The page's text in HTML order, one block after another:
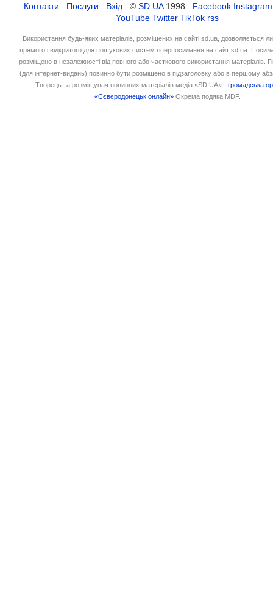
Контакти : Послуги : Вхід : ©SD.UA1998 : Facebook Instagram
YouTube Twitter TikTok rss
Використання будь-яких матеріалів, розміщених на сайті sd.ua, дозволяється
прямого і відкритого для пошукових систем гіперпосилання на сайт sd.ua.
розміщено в незалежності від повного або часткового використання матеріалів.
(для інтернет-видань) повинно бути розміщено в підзаголовку або в першому
Творець та розміщувач новинних матеріалів медіа «SD.UA» -громадська
«Сєвєродонецьк онлайн» Окрема подяка MDF.